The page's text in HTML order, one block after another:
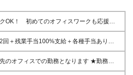
OK！ 初めてのオフィスワークも応援／
験・学歴不問 ★一つでも当てはま
迎です ・プライベートも充実して働きた
な知識を身につけたい方
＋残業手当100%支給＋各種手当あり
給27万～31万 【横浜】月給23万～25万
月給20万6000円～23万 【大阪】月給20万
のオフィスでの勤務となります ★勤務地
慮して決定します ★担当オフィスへの直